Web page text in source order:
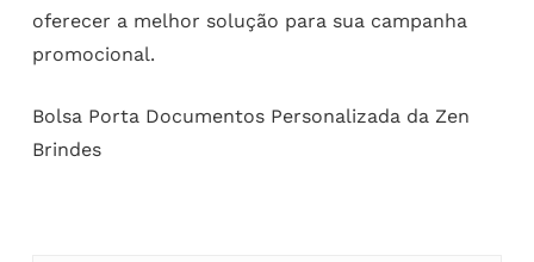
oferecer a melhor solução para sua campanha
promocional.
Bolsa Porta Documentos Personalizada da Zen
Brindes